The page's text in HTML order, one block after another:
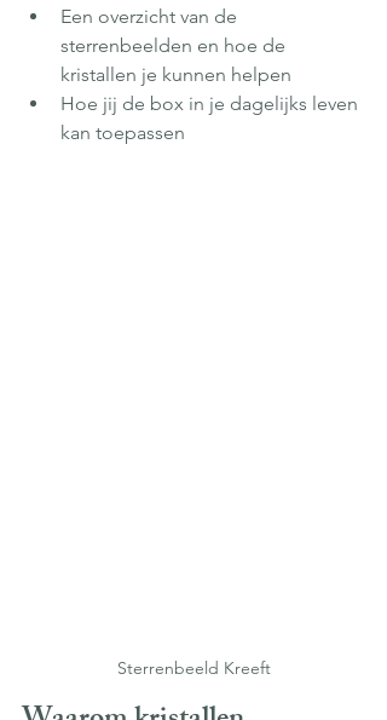
Een overzicht van de
sterrenbeelden en hoe de
kristallen je kunnen helpen
Hoe jij de box in je dagelijks leven
kan toepassen
Sterrenbeeld Kreeft